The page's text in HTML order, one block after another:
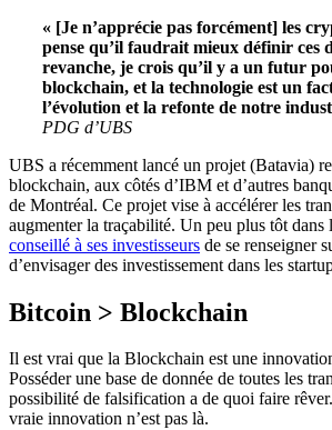
« [Je n’apprécie pas forcément] les
pense qu’il faudrait mieux définir ces
revanche, je crois qu’il y a un futur
blockchain, et la technologie est un
l’évolution et la refonte de notre
PDG d’UBS
UBS a récemment lancé un projet (Batavia)
blockchain, aux côtés d’IBM et d’autres
de Montréal. Ce projet vise à accélérer les
augmenter la traçabilité. Un peu plus tôt dans
conseillé à ses investisseurs de se renseigner
d’envisager des investissement dans les
Bitcoin > Blockchain
Il est vrai que la Blockchain est une
Posséder une base de donnée de toutes les
possibilité de falsification a de quoi faire
vraie innovation n’est pas là.